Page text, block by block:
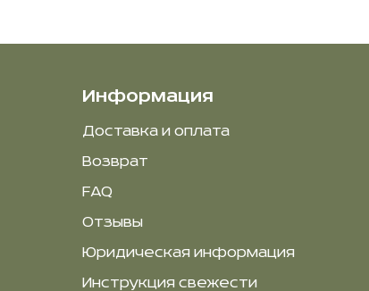
Информация
Доставка и оплата
Возврат
FAQ
Отзывы
Юридическая информация
Инструкция свежести